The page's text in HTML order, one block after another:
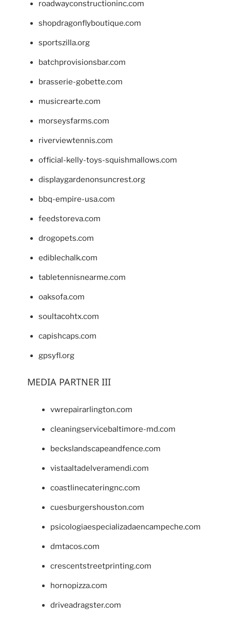
roadwayconstructioninc.com
shopdragonflyboutique.com
sportszilla.org
batchprovisionsbar.com
brasserie-gobette.com
musicrearte.com
morseysfarms.com
riverviewtennis.com
official-kelly-toys-squishmallows.com
displaygardenonsuncrest.org
bbq-empire-usa.com
feedstoreva.com
drogopets.com
ediblechalk.com
tabletennisnearme.com
oaksofa.com
soultacohtx.com
capishcaps.com
gpsyfl.org
MEDIA PARTNER III
vwrepairarlington.com
cleaningservicebaltimore-md.com
beckslandscapeandfence.com
vistaaltadelveramendi.com
coastlinecateringnc.com
cuesburgershouston.com
psicologiaespecializadaencampeche.com
dmtacos.com
crescentstreetprinting.com
hornopizza.com
driveadragster.com